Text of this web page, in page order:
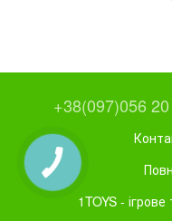
+38(097)056
1TOYS -